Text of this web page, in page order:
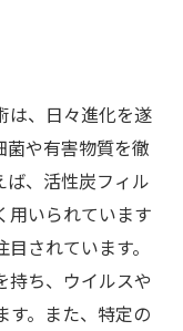
は、日々進化を遂
菌や有害物質を徹
ば、活性炭フィル
用いられています
されています。
持ち、ウイルスや
す。また、特定の